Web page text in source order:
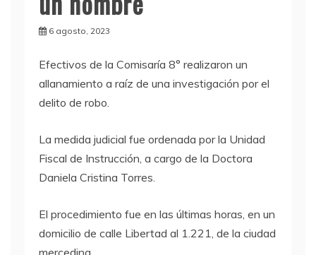
6 agosto, 2023
Efectivos de la Comisaría 8° realizaron un
allanamiento a raíz de una investigación por el
delito de robo.
La medida judicial fue ordenada por la Unidad
Fiscal de Instrucción, a cargo de la Doctora
Daniela Cristina Torres.
El procedimiento fue en las últimas horas, en un
domicilio de calle Libertad al 1.221, de la ciudad
mercedina.